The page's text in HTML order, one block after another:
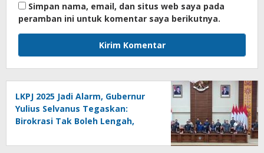
Simpan nama, email, dan situs web saya pada
peramban ini untuk komentar saya berikutnya.
LKPJ 2025 Jadi Alarm, Gubernur
Yulius Selvanus Tegaskan:
Birokrasi Tak Boleh Lengah,